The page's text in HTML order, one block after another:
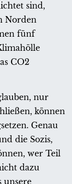
sind,
Norden
fünf
CO2
nur
können
Genau
die Sozis,
wer Teil
dazu
unsere